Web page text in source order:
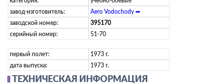
завод-изготовитель:
Aero Vodochody ➦
заводской номер:
395170
серийный номер:
51-70
первый полет:
1973 г.
дата выпуска:
1973 г.
ТЕХНИЧЕСКАЯ ИНФОРМАЦИЯ